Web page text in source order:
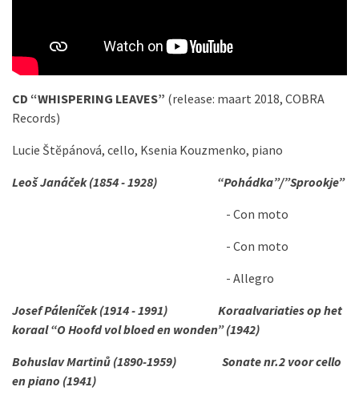
CD “WHISPERING LEAVES” (release: maart 2018, COBRA
Records)
Lucie Štĕpánová, cello, Ksenia Kouzmenko, piano
Leoš Janáček (1854 - 1928) “Pohádka”/”Sprookje”
- Con moto
- Con moto
- Allegro
Josef Páleníček (1914 - 1991) Koraalvariaties op het
koraal “O Hoofd vol bloed en wonden” (1942)
Bohuslav Martinů (1890-1959) Sonate nr.2 voor cello
en piano (1941)